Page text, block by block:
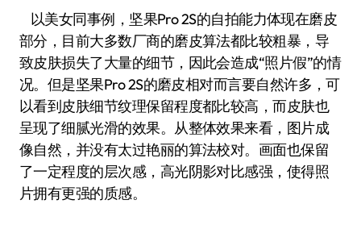
以美女同事例，坚果Pro 2S的自拍能力体现在磨皮
部分，目前大多数厂商的磨皮算法都比较粗暴，导
致皮肤损失了大量的细节，因此会造成“照片假”的情
况。但是坚果Pro 2S的磨皮相对而言要自然许多，可
以看到皮肤细节纹理保留程度都比较高，而皮肤也
呈现了细腻光滑的效果。从整体效果来看，图片成
像自然，并没有太过艳丽的算法校对。画面也保留
了一定程度的层次感，高光阴影对比感强，使得照
片拥有更强的质感。